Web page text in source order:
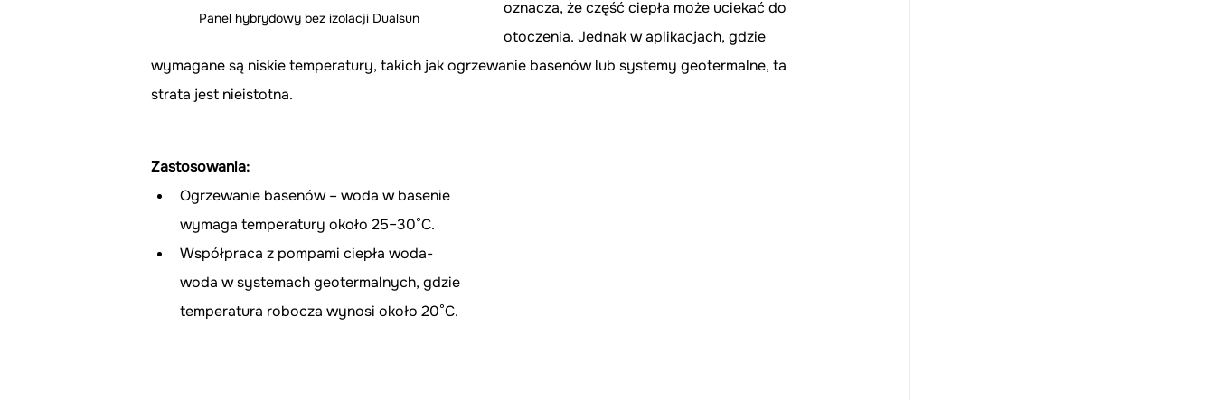
Panel hybrydowy bez izolacji Dualsun
oznacza, że część ciepła może uciekać do
otoczenia. Jednak w aplikacjach, gdzie
wymagane są niskie temperatury, takich jak ogrzewanie basenów lub systemy geotermalne, ta
strata jest nieistotna.
Zastosowania:
Ogrzewanie basenów – woda w basenie
wymaga temperatury około 25–30°C.
Współpraca z pompami ciepła woda-
woda w systemach geotermalnych, gdzie
temperatura robocza wynosi około 20°C.